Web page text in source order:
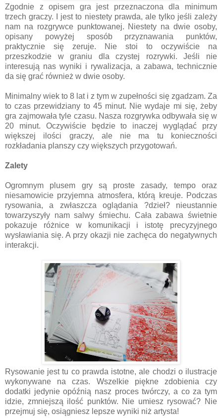
Zgodnie z opisem gra jest przeznaczona dla minimum
trzech graczy. I jest to niestety prawda, ale tylko jeśli zależy
nam na rozgrywce punktowanej. Niestety na dwie osoby,
opisany powyżej sposób przyznawania punktów,
praktycznie się zeruje. Nie stoi to oczywiście na
przeszkodzie w graniu dla czystej rozrywki. Jeśli nie
interesują nas wyniki i rywalizacja, a zabawa, technicznie
da się grać również w dwie osoby.
Minimalny wiek to 8 lat i z tym w zupełności się zgadzam. Za
to czas przewidziany to 45 minut. Nie wydaje mi się, żeby
gra zajmowała tyle czasu. Nasza rozgrywka odbywała się w
20 minut. Oczywiście będzie to inaczej wyglądać przy
większej ilości graczy, ale nie ma tu konieczności
rozkładania planszy czy większych przygotowań.
Zalety
Ogromnym plusem gry są proste zasady, tempo oraz
niesamowicie przyjemna atmosfera, którą kreuje. Podczas
rysowania, a zwłaszcza oglądania ?dzieł? nieustannie
towarzyszyły nam salwy śmiechu. Cała zabawa świetnie
pokazuje różnice w komunikacji i istotę precyzyjnego
wysławiania się. A przy okazji nie zachęca do negatywnych
interakcji.
Rysowanie jest tu co prawda istotne, ale chodzi o ilustracje
wykonywane na czas. Wszelkie piękne zdobienia czy
dodatki jedynie opóźnią nasz proces twórczy, a co za tym
idzie, zmniejszą ilość punktów. Nie umiesz rysować? Nie
przejmuj się, osiągniesz lepsze wyniki niż artysta!